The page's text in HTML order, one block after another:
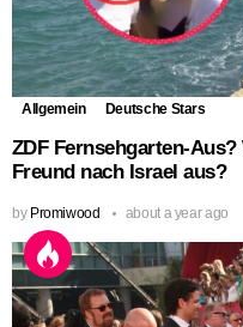
Allgemein Deutsche Stars
ZDF Fernsehgarten-
Freund nach Israel aus?
by Promiwood about a year ago